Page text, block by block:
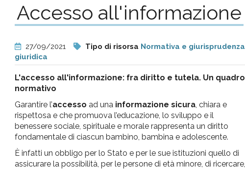
e
analisi
pr
l'infanzia
e
l'adolescenza
Accesso all'informazione
27/09/2021 Tipo di risorsa Normativa e giurisprudenza
giuridica
L'accesso all'informazione: fra diritto e tutela. Un quadro
normativo
Garantire l’accesso ad una informazione sicura , chiara e
rispettosa e che promuova l’educazione, lo sviluppo e il
benessere sociale, spirituale e morale rappresenta un diritto
fondamentale di ciascun bambino, bambina e adolescente.
È infatti un obbligo per lo Stato e per le sue istituzioni quello di
assicurare la possibilità, per le persone di età minore, di ricercare,